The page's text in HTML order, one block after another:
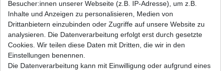
Versand Bezahlarten
Besucher:innen unserer Webseite (z.B. IP-Adresse), um z.B.
Inhalte und Anzeigen zu personalisieren, Medien von
Drittanbietern einzubinden oder Zugriffe auf unsere Website zu
analysieren. Die Datenverarbeitung erfolgt erst durch gesetzte
Cookies. Wir teilen diese Daten mit Dritten, die wir in den
Einstellungen benennen.
Die Datenverarbeitung kann mit Einwilligung oder aufgrund eines